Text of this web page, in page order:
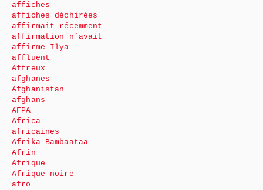
affiches
affiches déchirées
affirmait récemment
affirmation n’avait
affirme Ilya
affluent
Affreux
afghanes
Afghanistan
afghans
AFPA
Africa
africaines
Afrika Bambaataa
Afrin
Afrique
Afrique noire
afro